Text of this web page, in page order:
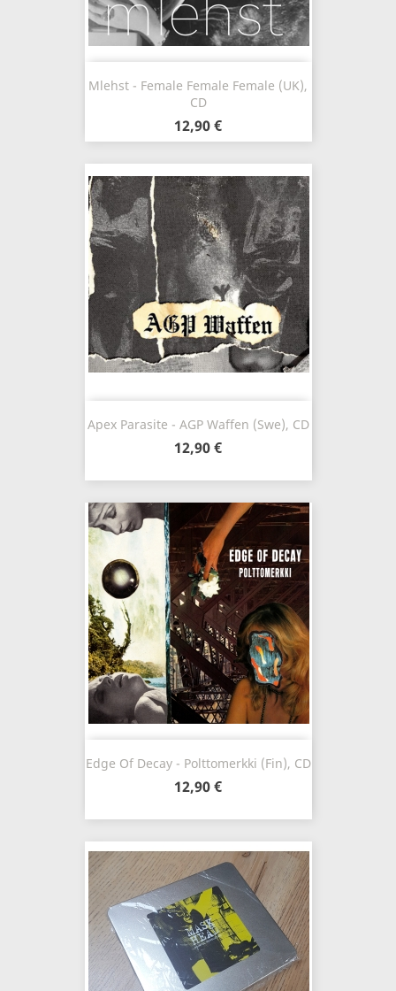
Mlehst - Female Female Female (UK),
CD
12,90 €
Apex Parasite - AGP Waffen (Swe), CD
12,90 €
Edge Of Decay - Polttomerkki (Fin), CD
12,90 €